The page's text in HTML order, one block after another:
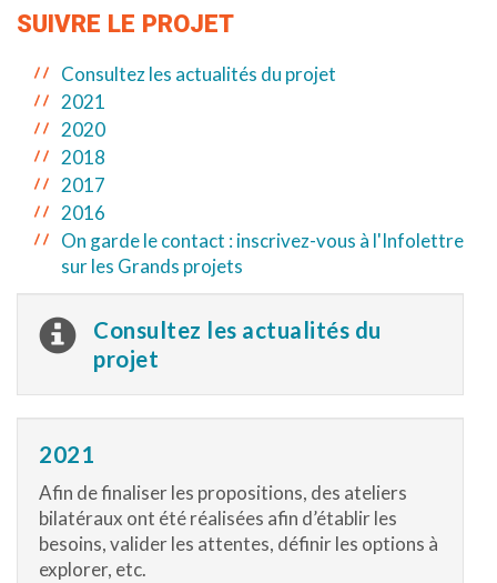
SUIVRE LE PROJET
Consultez les actualités du projet
2021
2020
2018
2017
2016
On garde le contact : inscrivez-vous à l'Infolettre
sur les Grands projets
Consultez les actualités du
projet
2021
Afin de finaliser les propositions, des ateliers
bilatéraux ont été réalisées afin d’établir les
besoins, valider les attentes, définir les options à
explorer, etc.